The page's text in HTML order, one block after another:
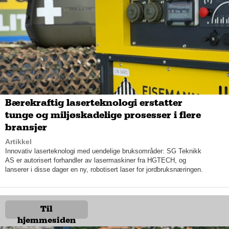
kan være sikker på at utstyret er rett for deg i forhold til din
høyde og dine forutsetninger på golfbanen. Derfor tilbyr
Golfhandelen 30 dagers full returrett med pengene tilbake
dersom du angrer deg eller mener at utstyret ikke er rett for
deg.
– Vi har et fullt sortiment; alt fra nybegynnersett til de mer
kjente merkevarene, og alt av traller, klær og treningstilbehør.
Men det viktigste er å høre hva kunden trenger; hvorfor
kommer de til oss og hva kan vi hjelpe dem med i forhold til det
de trenger.
Bærekraftig laserteknologi erstatter
tunge og miljøskadelige prosesser i flere
bransjer
Artikkel
Innovativ laserteknologi med uendelige bruksområder: SG Teknikk
AS er autorisert forhandler av lasermaskiner fra HGTECH, og
lanserer i disse dager en ny, robotisert laser for jordbruksnæringen.
Til
hjemmesiden